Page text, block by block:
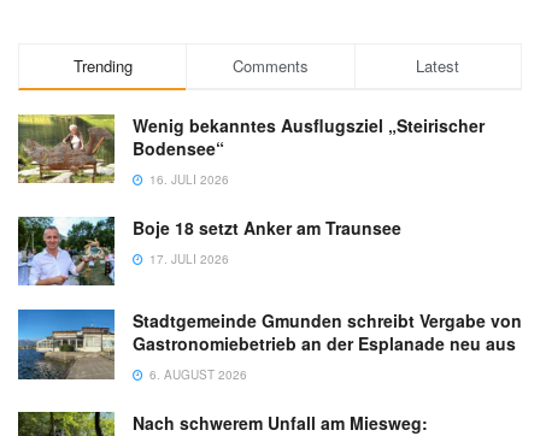
Trending Comments Latest
Wenig bekanntes Ausflugsziel „Steirischer
Bodensee“
16. JULI 2026
Boje 18 setzt Anker am Traunsee
17. JULI 2026
Stadtgemeinde Gmunden schreibt Vergabe von
Gastronomiebetrieb an der Esplanade neu aus
6. AUGUST 2026
Nach schwerem Unfall am Miesweg: